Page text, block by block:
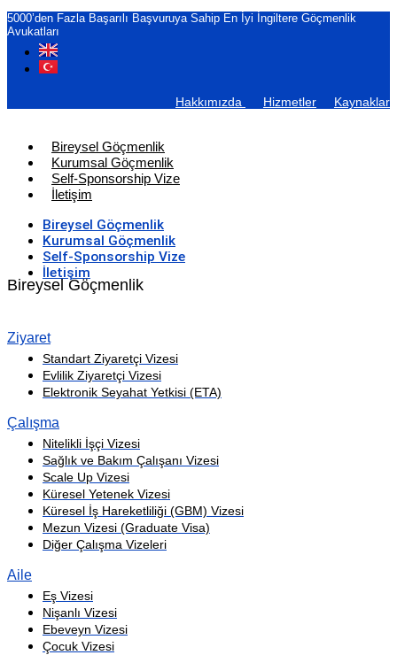
5000’den Fazla Başarılı Başvuruya Sahip En İyi İngiltere Göçmenlik
Avukatları
Hakkımızda Hizmetler Kaynaklar
Bireysel Göçmenlik
Kurumsal Göçmenlik
Self-Sponsorship Vize
İletişim
Bireysel Göçmenlik
Kurumsal Göçmenlik
Self-Sponsorship Vize
İletişim
Bireysel Göçmenlik
Ziyaret
Standart Ziyaretçi Vizesi
Evlilik Ziyaretçi Vizesi
Elektronik Seyahat Yetkisi (ETA)
Çalışma
Nitelikli İşçi Vizesi
Sağlık ve Bakım Çalışanı Vizesi
Scale Up Vizesi
Küresel Yetenek Vizesi
Küresel İş Hareketliliği (GBM) Vizesi
Mezun Vizesi (Graduate Visa)
Diğer Çalışma Vizeleri
Aile
Eş Vizesi
Nişanlı Vizesi
Ebeveyn Vizesi
Çocuk Vizesi